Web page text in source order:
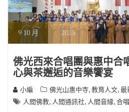
910 月 2023
佛光西來合唱團與惠中
心與茶邂逅的音樂饗宴
小編 佛光山惠中寺,教育人文,最
人間佛教, 人間通訊社, 人間音緣,合